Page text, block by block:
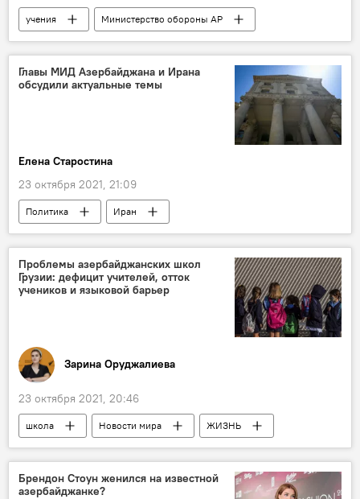
учения
Министерство обороны АР
Спецназ
Главы МИД Азербайджана и Ирана
обсудили актуальные темы
Елена Старостина
23 октября 2021, 21:09
Политика
Иран
Джейхун Байрамов
Азербайджан
Проблемы азербайджанских школ
Грузии: дефицит учителей, отток
учеников и языковой барьер
Зарина Оруджалиева
23 октября 2021, 20:46
школа Новости мира
ЖИЗНЬ
Грузия
Азербайджанский язык
проблемы
Брендон Стоун женился на известной
азербайджанке?